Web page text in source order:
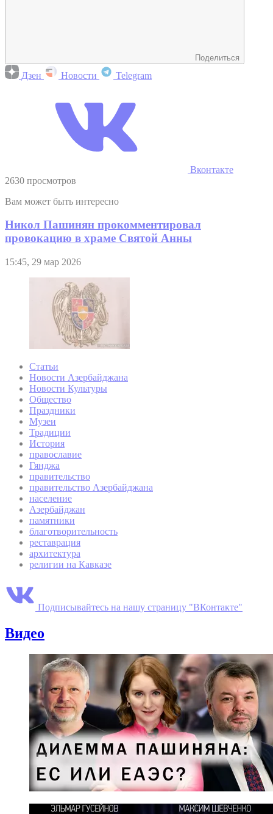
Поделиться
Дзен Новости Telegram
Вконтакте
2630 просмотров
Вам может быть интересно
Никол Пашинян прокомментировал
провокацию в храме Святой Анны
15:45, 29 мар 2026
Статьи
Новости Азербайджана
Новости Культуры
Общество
Праздники
Музеи
Традиции
История
православие
Гянджа
правительство
правительство Азербайджана
население
Азербайджан
памятники
благотворительность
реставрация
архитектура
религии на Кавказе
Подписывайтесь на нашу страницу "ВКонтакте"
Видео